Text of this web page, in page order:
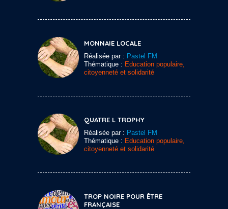
MONNAIE LOCALE
Réalisée par : Pastel FM
Thématique : Education populaire,
citoyenneté et solidarité
QUATRE L TROPHY
Réalisée par : Pastel FM
Thématique : Education populaire,
citoyenneté et solidarité
TROP NOIRE POUR ÊTRE
FRANÇAISE